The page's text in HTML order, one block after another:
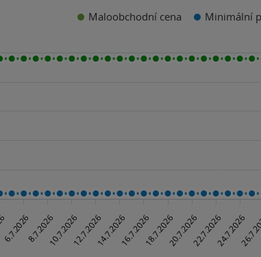
Maloobchodní cena Minimální